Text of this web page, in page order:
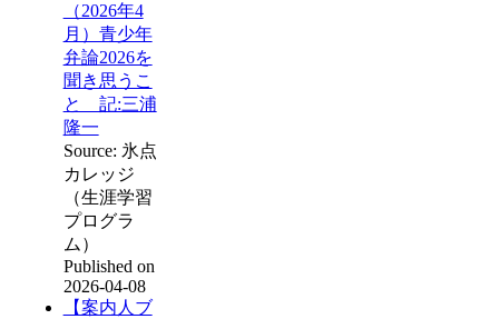
（2026年4
月）青少年
弁論2026を
聞き思うこ
と 記:三浦
隆一
Source: 氷点
カレッジ
（生涯学習
プログラ
ム）
Published on
2026-04-08
【案内人ブ